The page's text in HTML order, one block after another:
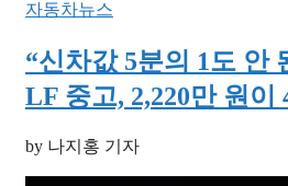
자동차뉴스
“신차값 5분의 1도 안
LF 중고, 2,220만 원이
by 나지홍 기자